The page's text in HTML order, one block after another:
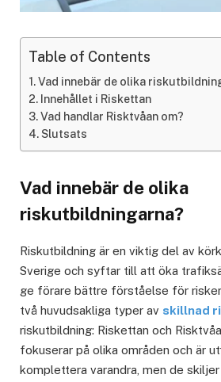
Table of Contents
Vad innebär de olika
Innehållet i Riskettan
Vad handlar Risktvåan om?
Slutsats
Vad innebär de olika
riskutbildningarna?
Riskutbildning är en viktig del av
Sverige och syftar till att öka
ge förare bättre förståelse för
två huvudsakliga typer av skillnad
riskutbildning: Riskettan och
fokuserar på olika områden och är
komplettera varandra, men de